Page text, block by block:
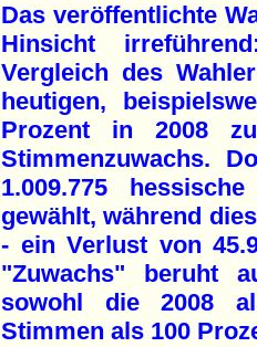
Das veröffentlichte
Hinsicht
Vergleich des
heutigen,
Prozent in 2008
Stimmenzuwachs.
1.009.775
gewählt, während
- ein Verlust von
"Zuwachs" beruht
sowohl die 2008
Stimmen als 100